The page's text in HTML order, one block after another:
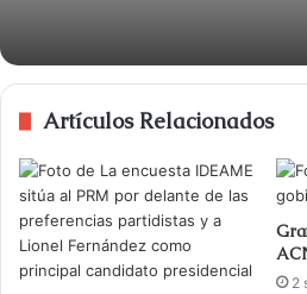
Artículos Relacionados
2